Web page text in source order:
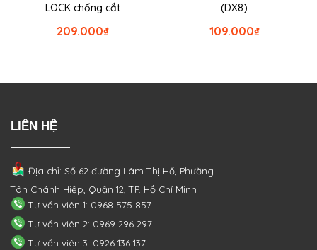
LOCK chống cắt
₫
209.000
(DX8)
₫
109.000
LIÊN HỆ
Địa chỉ: Số 62 đường Lâm Thị Hố, Phường
Tân Chánh Hiệp, Quận 12, TP. Hồ Chí Minh
Tư vấn viên 1: 0968 575 857
Tư vấn viên 2: 0969 296 297
Tư vấn viên 3: 0926 136 137